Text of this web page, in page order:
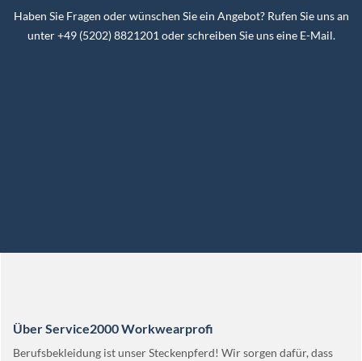
Haben Sie Fragen oder wünschen Sie ein Angebot? Rufen Sie uns an
unter +49 (5202) 8821201 oder schreiben Sie uns eine E-Mail.
Über Service2000 Workwearprofi
Berufsbekleidung ist unser Steckenpferd! Wir sorgen dafür, dass